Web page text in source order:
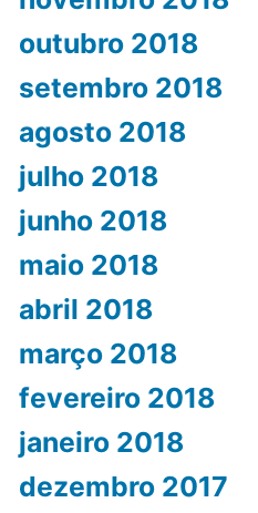
outubro 2018
setembro 2018
agosto 2018
julho 2018
junho 2018
maio 2018
abril 2018
março 2018
fevereiro 2018
janeiro 2018
dezembro 2017